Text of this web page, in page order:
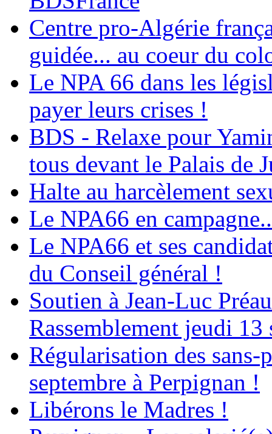
Centre pro-Algérie
guidée... au coeur du
Le NPA 66 dans les
payer leurs crises !
BDS - Relaxe pour
tous devant le Palais de
Halte au harcèlement
Le NPA66 en
Le NPA66 et ses
du Conseil général !
Soutien à Jean-Luc
Rassemblement jeudi 13
Régularisation des
septembre à Perpignan !
Libérons le Madres !